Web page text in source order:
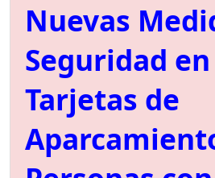
Nuevas
Seguridad
Tarjetas de